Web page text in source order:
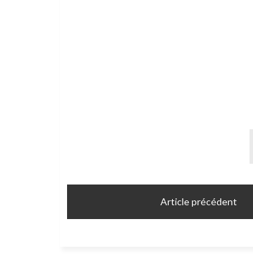
Article précédent